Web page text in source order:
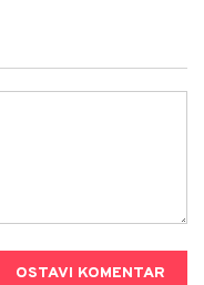
OSTAVI KOMENTAR